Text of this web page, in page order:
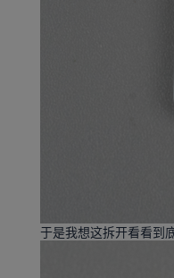
于是我想这拆开看看到